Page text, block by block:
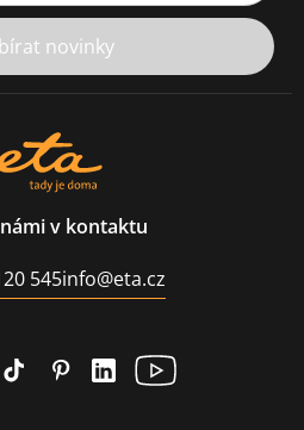
novinky
v kontaktu
545info@eta.cz